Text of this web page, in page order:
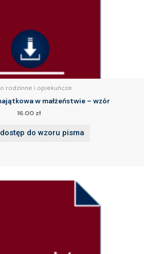
rodzinne i opiekuńcze
w małżeństwie – wzór
16.00 zł
do wzoru pisma